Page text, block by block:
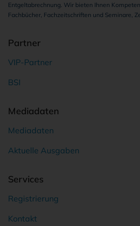
Entgeltabrechnung. Wir bieten Ihnen
Fachbücher, Fachzeitschriften und Seminare,
Partner
VIP-Partner
BSI
Mediadaten
Mediadaten
Aktuelle Ausgaben
Services
Registrierung
Kontakt